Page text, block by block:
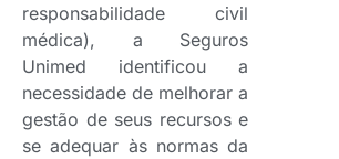
responsabilidade civil
médica), a Seguros
Unimed identificou a
necessidade de melhorar a
gestão de seus recursos e
se adequar às normas da